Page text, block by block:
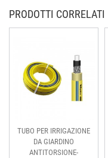
PRODOTTI CORRELATI
TUBO PER IRRIGAZIONE
DA GIARDINO
ANTITORSIONE-